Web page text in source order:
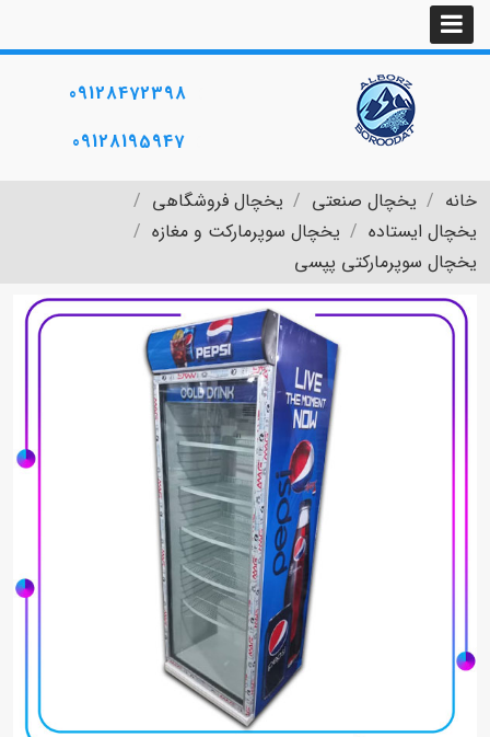
09128472398
09128195947
خانه یخچال صنعتی
یخچال فروشگاهی
یخچال ایستاده
یخچال سوپرمارکت و مغازه
یخچال سوپرمارکتی پپسی